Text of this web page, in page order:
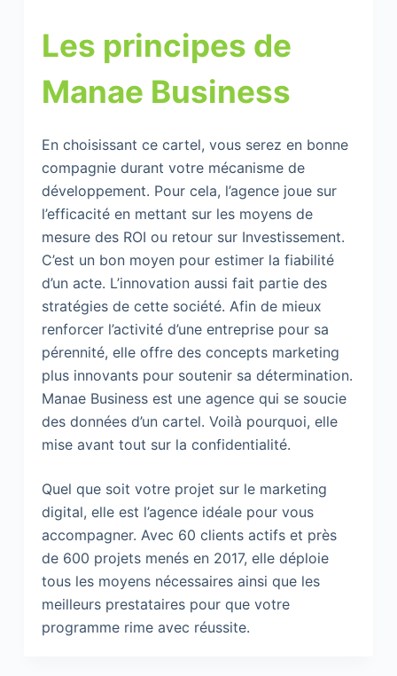
Les principes de
Manae Business
En choisissant ce cartel, vous serez en bonne
compagnie durant votre mécanisme de
développement. Pour cela, l’agence joue sur
l’efficacité en mettant sur les moyens de
mesure des ROI ou retour sur Investissement.
C’est un bon moyen pour estimer la fiabilité
d’un acte. L’innovation aussi fait partie des
stratégies de cette société. Afin de mieux
renforcer l’activité d’une entreprise pour sa
pérennité, elle offre des concepts marketing
plus innovants pour soutenir sa détermination.
Manae Business est une agence qui se soucie
des données d’un cartel. Voilà pourquoi, elle
mise avant tout sur la confidentialité.
Quel que soit votre projet sur le marketing
digital, elle est l’agence idéale pour vous
accompagner. Avec 60 clients actifs et près
de 600 projets menés en 2017, elle déploie
tous les moyens nécessaires ainsi que les
meilleurs prestataires pour que votre
programme rime avec réussite.